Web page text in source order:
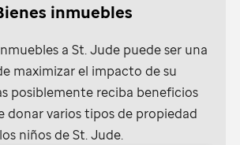
inmuebles
a St. Jude puede ser una
maximizar el impacto de su
posiblemente reciba beneficios
donar varios tipos de propiedad
niños deSt. Jude.